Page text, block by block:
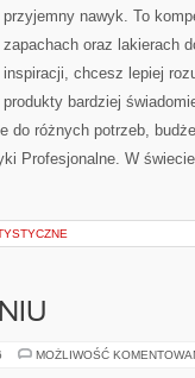
przyjemny nawyk. To
zapachach oraz lakierach
inspiracji, chcesz lepiej
produkty bardziej
do różnych potrzeb,
Profesjonalne. W
MOŻLIWOŚĆ